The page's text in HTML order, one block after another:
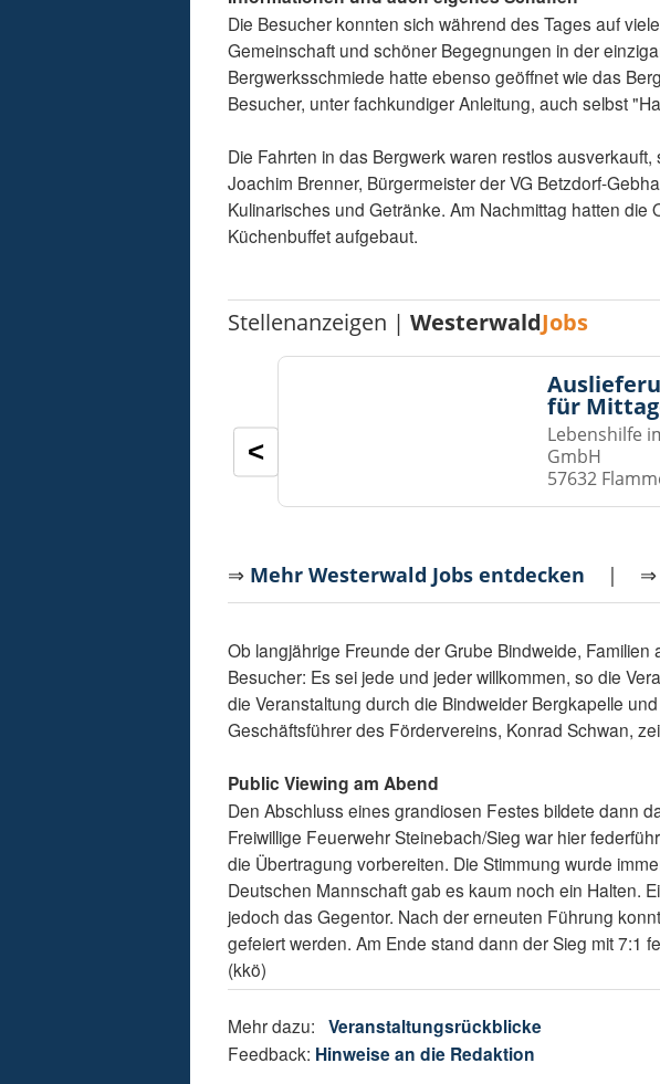
Die Besucher konnten sich während des Tages auf
Gemeinschaft und schöner Begegnungen in der
Bergwerksschmiede hatte ebenso geöffnet wie das
Besucher, unter fachkundiger Anleitung, auch selbst
Die Fahrten in das Bergwerk waren restlos
Joachim Brenner, Bürgermeister der VG Betzdorf-
Kulinarisches und Getränke. Am Nachmittag hatten die
Küchenbuffet aufgebaut.
Stellenanzeigen |WesterwaldJobs
für
Lebenshilfe
GmbH
57632
<
⇒ Mehr Westerwald Jobs entdecken |
Ob langjährige Freunde der Grube Bindweide, Familien
Besucher: Es sei jede und jeder willkommen, so die
die Veranstaltung durch die Bindweider Bergkapelle
Geschäftsführer des Fördervereins, Konrad Schwan,
Public Viewing am Abend
Den Abschluss eines grandiosen Festes bildete dann
Freiwillige Feuerwehr Steinebach/Sieg war hier
die Übertragung vorbereiten. Die Stimmung wurde
Deutschen Mannschaft gab es kaum noch ein Halten.
jedoch das Gegentor. Nach der erneuten Führung
gefeiert werden. Am Ende stand dann der Sieg mit 7:1
(kkö)
Mehr dazu:Veranstaltungsrückblicke
Feedback: Hinweise an die Redaktion